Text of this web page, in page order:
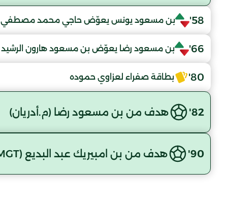
58' بن مسعود يونس يعوّض حاجي محمد مصطفي
66' بن مسعود رضا يعوّض بن مسعود هارون الرشيد
80' بطاقة صفراء لعزاوي حموده
82' هدف من بن مسعود رضا (م.أدريان)
90' هدف من بن امبيريك عبد البديع (MGT)